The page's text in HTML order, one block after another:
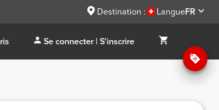
Destination : LangueFR
Se connecter | S'inscrire